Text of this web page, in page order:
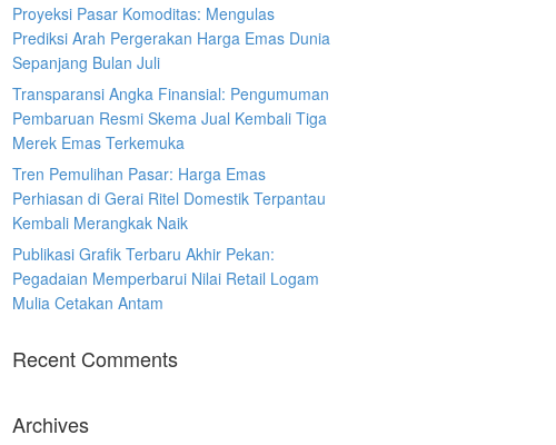
Proyeksi Pasar Komoditas: Mengulas
Prediksi Arah Pergerakan Harga Emas Dunia
Sepanjang Bulan Juli
Transparansi Angka Finansial: Pengumuman
Pembaruan Resmi Skema Jual Kembali Tiga
Merek Emas Terkemuka
Tren Pemulihan Pasar: Harga Emas
Perhiasan di Gerai Ritel Domestik Terpantau
Kembali Merangkak Naik
Publikasi Grafik Terbaru Akhir Pekan:
Pegadaian Memperbarui Nilai Retail Logam
Mulia Cetakan Antam
Recent Comments
Archives